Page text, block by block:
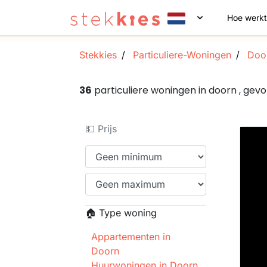
Hoe
Stekkies Particuliere-Woningen
36 particuliere woningen in doorn ,
💵 Prijs
🏠 Type woning
Appartementen in
Doorn